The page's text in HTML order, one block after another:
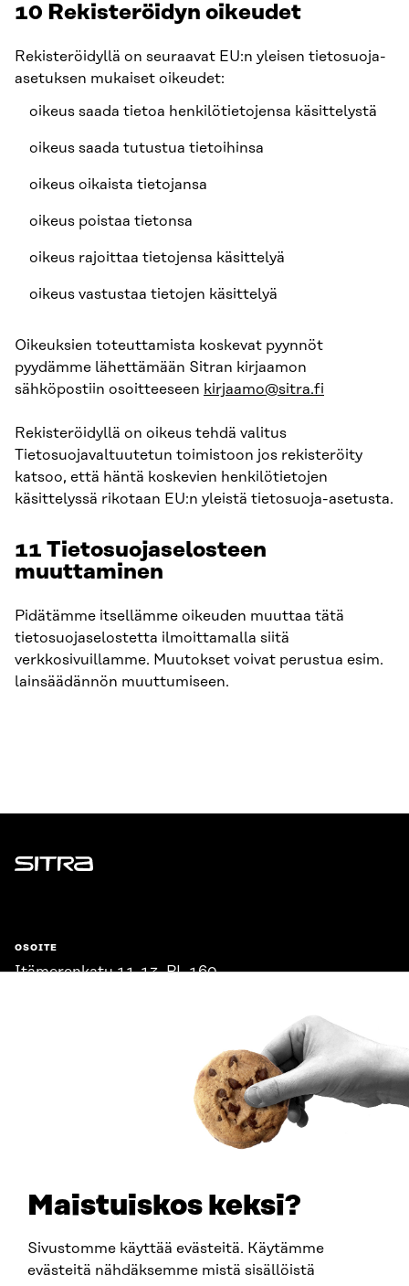
Maistuiskos keksi?
Sivustomme käyttää evästeitä. Käytämme
evästeitä nähdäksemme mistä sisällöistä
10 Rekisteröidyn oikeudet
Rekisteröidyllä on seuraavat EU:n yleisen tietosuoja-
asetuksen mukaiset oikeudet:
oikeus saada tietoa henkilötietojensa käsittelystä
oikeus saada tutustua tietoihinsa
oikeus oikaista tietojansa
oikeus poistaa tietonsa
oikeus rajoittaa tietojensa käsittelyä
oikeus vastustaa tietojen käsittelyä
Oikeuksien toteuttamista koskevat pyynnöt
pyydämme lähettämään Sitran kirjaamon
sähköpostiin osoitteeseen kirjaamo@sitra.fi
Rekisteröidyllä on oikeus tehdä valitus
Tietosuojavaltuutetun toimistoon jos rekisteröity
katsoo, että häntä koskevien henkilötietojen
käsittelyssä rikotaan EU:n yleistä tietosuoja-asetusta.
11 Tietosuojaselosteen
muuttaminen
Pidätämme itsellämme oikeuden muuttaa tätä
tietosuojaselostetta ilmoittamalla siitä
verkkosivuillamme. Muutokset voivat perustua esim.
lainsäädännön muuttumiseen.
Sitra
OSOITE
Itämerenkatu 11-13, PL 160,
SITRA SOSIAALISESSA MEDIASSA